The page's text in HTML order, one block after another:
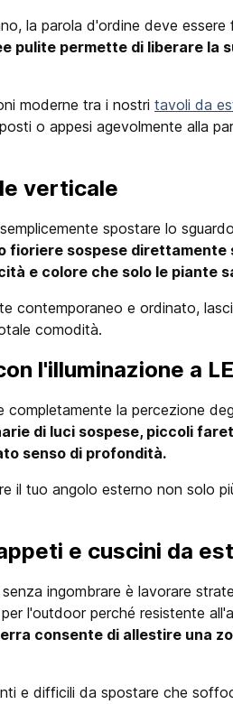
la parola d'ordine deve essere
pulite permette di liberare la
moderne tra i nostri tavoli da
o appesi agevolmente alla
verticale
spostare lo
fioriere sospese direttamente
e colore che solo le piante
contemporaneo e ordinato,
comodità.
l'illuminazione a
la percezione
di luci sospese, piccoli
senso di profondità.
il tuo angolo esterno non solo
e cuscini da
ingombrare è lavorare
l'outdoor perché resistente
consente di allestire una
e difficili da spostare che